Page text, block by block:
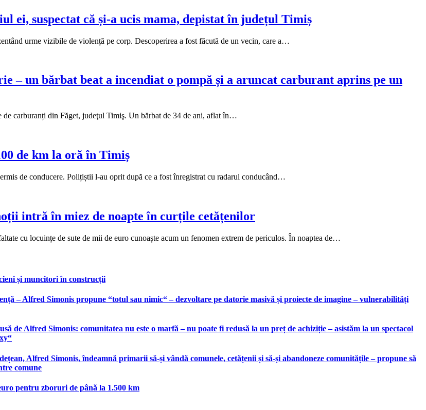
ei, suspectat că și-a ucis mama, depistat în județul Timiș
urme vizibile de violență pe corp. Descoperirea a fost făcută de un vecin, care a…
– un bărbat beat a incendiat o pompă și a aruncat carburant aprins pe un
de carburanți din Făget, judeţul Timiş. Un bărbat de 34 de ani, aflat în…
de km la oră în Timiș
de conducere. Polițiștii l-au oprit după ce a fost înregistrat cu radarul conducând…
intră în miez de noapte în curțile cetățenilor
cu locuințe de sute de mii de euro cunoaște acum un fenomen extrem de periculos. În noaptea de…
și muncitori în construcții
– Alfred Simonis propune “totul sau nimic“ – dezvoltare pe datorie masivă și proiecte de imagine – vulnerabilități
de Alfred Simonis: comunitatea nu este o marfă – nu poate fi redusă la un preț de achiziție – asistăm la un spectacol
Alfred Simonis, îndeamnă primarii să-și vândă comunele, cetățenii și să-și abandoneze comunitățile – propune să
comune
pentru zboruri de până la 1.500 km